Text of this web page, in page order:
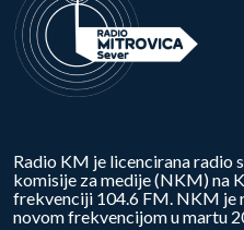
Radio KM je licencirana radio
komisije za medije (NKM) na
frekvenciji 104.6 FM. NKM je
novom frekvencijom u martu